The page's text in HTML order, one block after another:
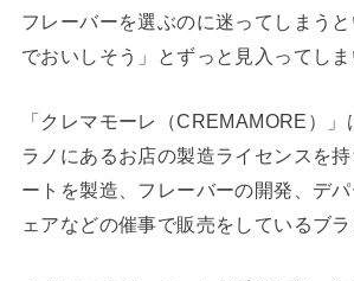
フレーバーを選ぶのに迷ってしまう
でおいしそう」とずっと見入ってしま
「クレマモーレ（CREMAMORE）」
ラノにあるお店の製造ライセンスを
ートを製造、フレーバーの開発、デ
ェアなどの催事で販売をしているブラ